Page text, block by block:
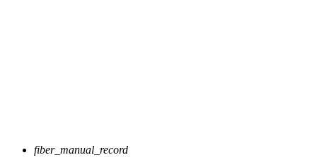
fiber_manual_record